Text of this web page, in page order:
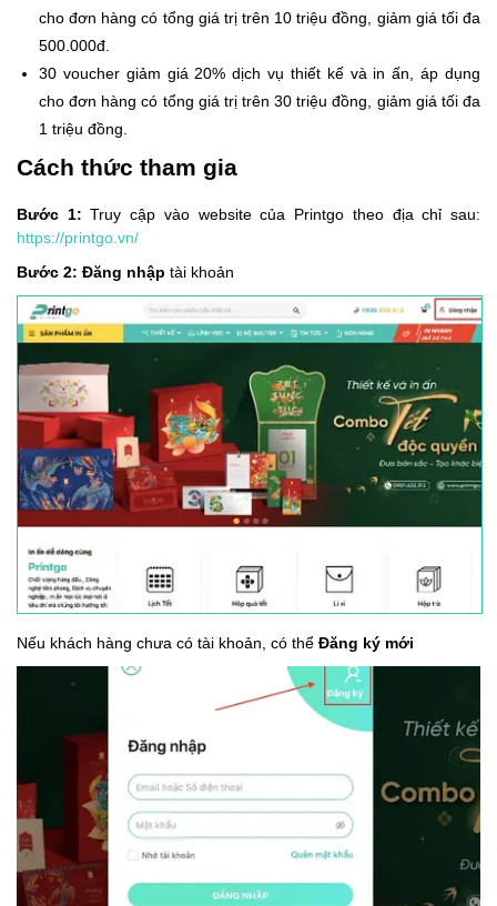
cho đơn hàng có tổng giá trị trên 10 triệu đồng, giảm giá tối đa
500.000đ.
30 voucher giảm giá 20% dịch vụ thiết kế và in ấn, áp dụng
cho đơn hàng có tổng giá trị trên 30 triệu đồng, giảm giá tối đa
1 triệu đồng.
Cách thức tham gia
Bước 1: Truy cập vào website của Printgo theo địa chỉ sau:
https://printgo.vn/
Bước 2: Đăng nhập tài khoản
Nếu khách hàng chưa có tài khoản, có thể Đăng ký mới